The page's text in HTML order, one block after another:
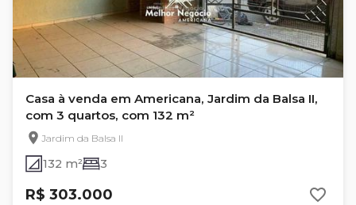
Casa à venda em Americana, Jardim da Balsa II,
com 3 quartos, com 132 m²
Jardim da Balsa II
132 m² 3
R$ 303.000